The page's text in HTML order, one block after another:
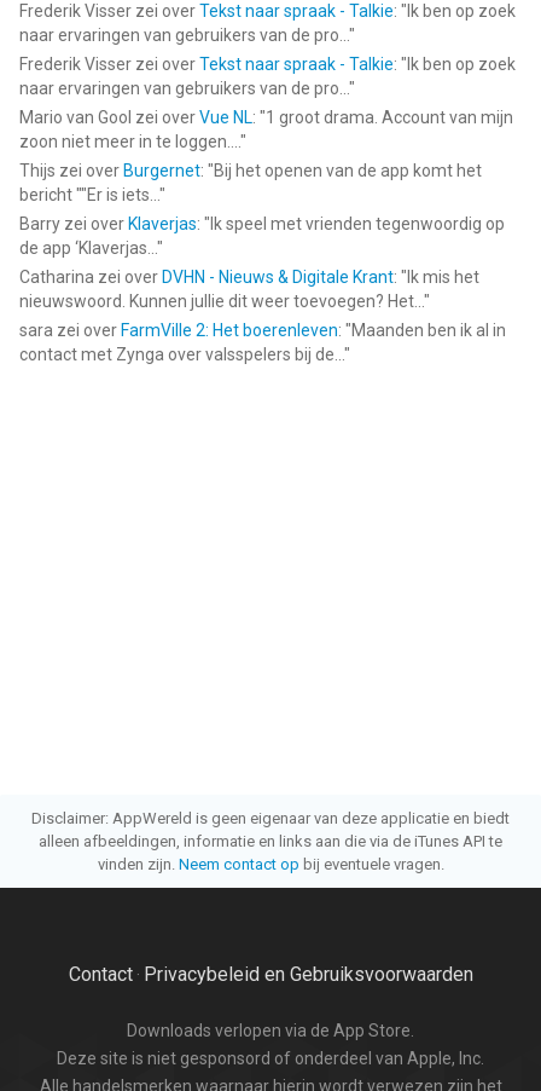
Frederik Visser zei overTekst naar spraak - Talkie: " Ik ben op zoek
naar ervaringen van gebruikers van de pro... "
Frederik Visser zei overTekst naar spraak - Talkie: " Ik ben op zoek
naar ervaringen van gebruikers van de pro... "
Mario van Gool zei overVue NL: "1 groot drama. Account van mijn
zoon niet meer in te loggen.... "
Thijs zei over Burgernet: "Bij het openen van de app komt het
bericht ""Er is iets... "
Barry zei over Klaverjas: " Ik speel met vrienden tegenwoordig op
de app ‘Klaverjas... "
Catharina zei over DVHN - Nieuws & Digitale Krant: " Ik mis het
nieuwswoord. Kunnen jullie dit weer toevoegen? Het... "
sara zei over FarmVille 2: Het boerenleven: "Maanden ben ik al in
contact met Zynga over valsspelers bij de... "
Disclaimer: AppWereld is geen eigenaar van deze applicatie en biedt
alleen afbeeldingen, informatie en links aan die via de iTunes API te
vinden zijn. Neem contact op bij eventuele vragen.
Contact· Privacybeleid en Gebruiksvoorwaarden
Downloads verlopen via de App Store.
Deze site is niet gesponsord of onderdeel van Apple, Inc.
Alle handelsmerken waarnaar hierin wordt verwezen zijn het